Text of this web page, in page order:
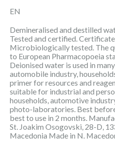
EN
Demineralised and destilled
Tested and certified.
Microbiologically tested. The
to European Pharmacopoeia
Deionised water is used in
automobile industry,
primer for resources and
suitable for industrial and
households, automotive
photo-laboratories. Best
best to use in 2 months.
St. Joakim Osogovski, 28-D,
Macedonia Made in N.